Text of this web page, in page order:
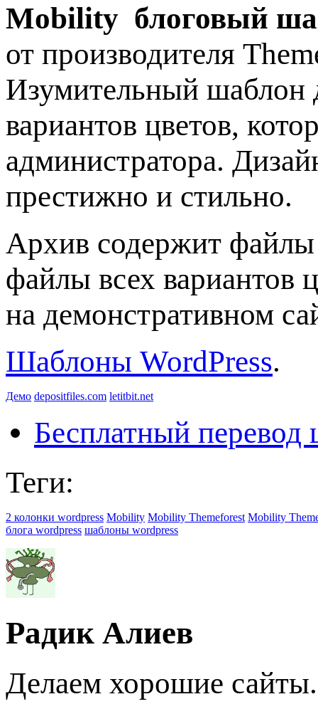
Mobility блоговый
от производителя
Изумительный шаблон
вариантов цветов,
администратора.
престижно и стильно.
Архив содержит
файлы всех вариантов
на демонстративном
Шаблоны WordPress.
Демо depositfiles.com letitbit.net
Бесплатный перевод
Теги:
2 колонки wordpress Mobility Mobility Themeforest Mobility
блога wordpress шаблоны wordpress
Радик Алиев
Делаем хорошие